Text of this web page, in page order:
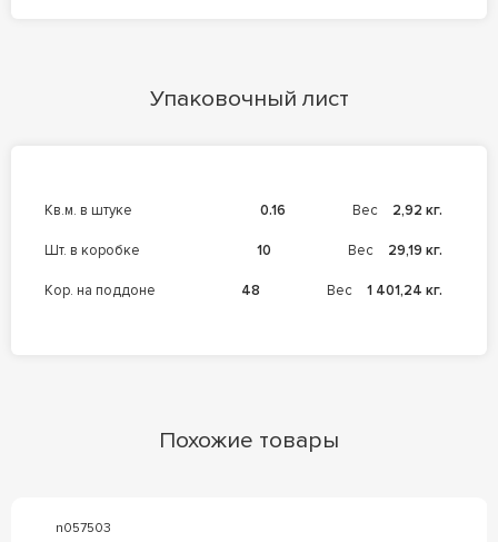
Упаковочный лист
кв.м. в штуке 0.16 Вес 2,92 кг.
шт. в коробке 10 Вес 29,19 кг.
кор. на поддоне 48 Вес 1 401,24 кг.
Похожие товары
n057503